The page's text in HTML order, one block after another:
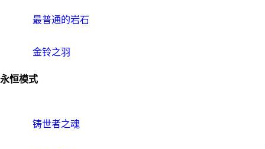
最普通的岩石
金铃之羽
永恒模式
铸世者之魂